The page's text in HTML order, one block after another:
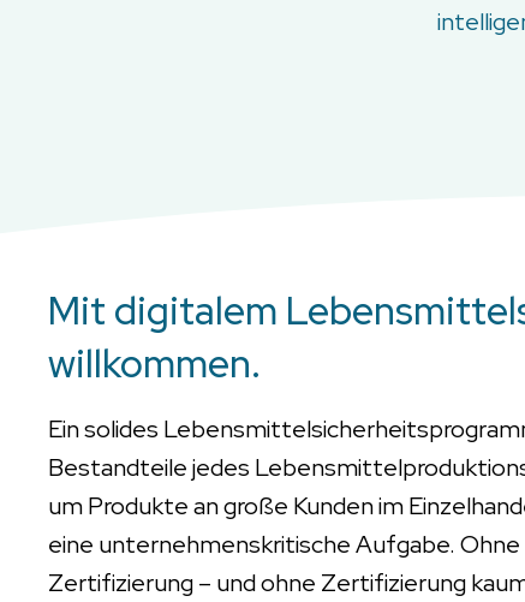
Mit digitalem
willkommen.
Ein solides
Bestandteile jedes
um Produkte an große Kunden im
eine unternehmenskritische Aufgabe.
Zertifizierung – und ohne Zertifizierung